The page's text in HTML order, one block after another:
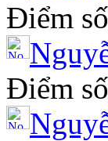
Điểm
Điểm